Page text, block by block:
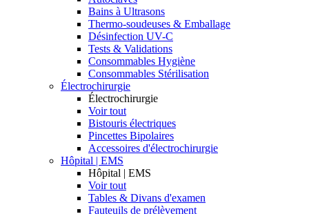
Bains à Ultrasons
Thermo-soudeuses & Emballage
Désinfection UV-C
Tests & Validations
Consommables Hygiène
Consommables Stérilisation
Électrochirurgie
Électrochirurgie
Voir tout
Bistouris électriques
Pincettes Bipolaires
Accessoires d'électrochirurgie
Hôpital | EMS
Hôpital | EMS
Voir tout
Tables & Divans d'examen
Fauteuils de prélèvement